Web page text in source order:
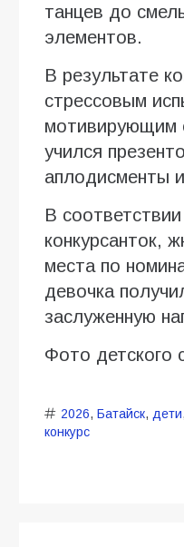
танцев до
элементов.
В результате
стрессовым
мотивирующим
учился
аплодисменты
В
конкурсанток,
места по
девочка
заслуженную
Фото детского
2026, Батайск, дети,
конкурс